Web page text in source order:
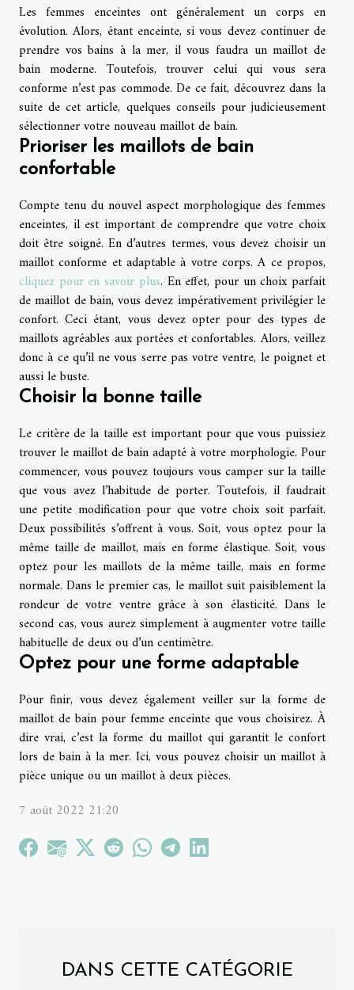
Les femmes enceintes ont généralement un corps en
évolution. Alors, étant enceinte, si vous devez continuer de
prendre vos bains à la mer, il vous faudra un maillot de
bain moderne. Toutefois, trouver celui qui vous sera
conforme n’est pas commode. De ce fait, découvrez dans la
suite de cet article, quelques conseils pour judicieusement
sélectionner votre nouveau maillot de bain.
Prioriser les maillots de bain
confortable
Compte tenu du nouvel aspect morphologique des femmes
enceintes, il est important de comprendre que votre choix
doit être soigné. En d’autres termes, vous devez choisir un
maillot conforme et adaptable à votre corps. A ce propos,
cliquez pour en savoir plus. En effet, pour un choix parfait
de maillot de bain, vous devez impérativement privilégier le
confort. Ceci étant, vous devez opter pour des types de
maillots agréables aux portées et confortables. Alors, veillez
donc à ce qu’il ne vous serre pas votre ventre, le poignet et
aussi le buste.
Choisir la bonne taille
Le critère de la taille est important pour que vous puissiez
trouver le maillot de bain adapté à votre morphologie. Pour
commencer, vous pouvez toujours vous camper sur la taille
que vous avez l’habitude de porter. Toutefois, il faudrait
une petite modification pour que votre choix soit parfait.
Deux possibilités s’offrent à vous. Soit, vous optez pour la
même taille de maillot, mais en forme élastique. Soit, vous
optez pour les maillots de la même taille, mais en forme
normale. Dans le premier cas, le maillot suit paisiblement la
rondeur de votre ventre grâce à son élasticité. Dans le
second cas, vous aurez simplement à augmenter votre taille
habituelle de deux ou d’un centimètre.
Optez pour une forme adaptable
Pour finir, vous devez également veiller sur la forme de
maillot de bain pour femme enceinte que vous choisirez. À
dire vrai, c’est la forme du maillot qui garantit le confort
lors de bain à la mer. Ici, vous pouvez choisir un maillot à
pièce unique ou un maillot à deux pièces.
7 août 2022 21:20
DANS CETTE CATÉGORIE